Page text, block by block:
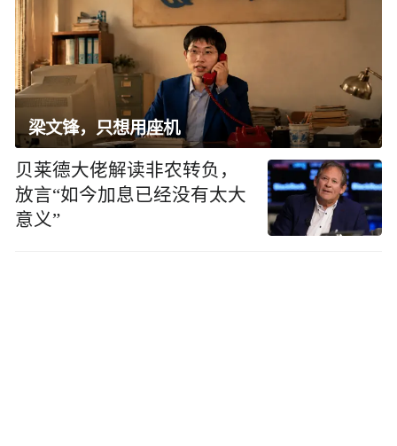
梁文锋，只想用座机
贝莱德大佬解读非农转负，
放言“如今加息已经没有太大
意义”